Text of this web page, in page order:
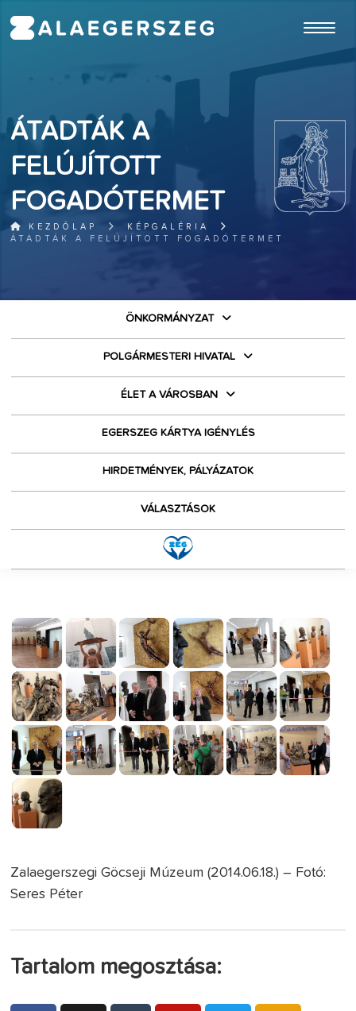
ÁTADTÁK A
FELÚJÍTOTT
FOGADÓTERMET
KEZDŐLAP
KÉPGALÉRIA
ÁTADTÁK A FELÚJÍTOTT FOGADÓTERMET
ÖNKORMÁNYZAT
POLGÁRMESTERI HIVATAL
ÉLET A VÁROSBAN
EGERSZEG KÁRTYA IGÉNYLÉS
HIRDETMÉNYEK, PÁLYÁZATOK
VÁLASZTÁSOK
Zalaegerszegi Göcseji Múzeum (2014.06.18.) – Fotó:
Seres Péter
Tartalom megosztása: